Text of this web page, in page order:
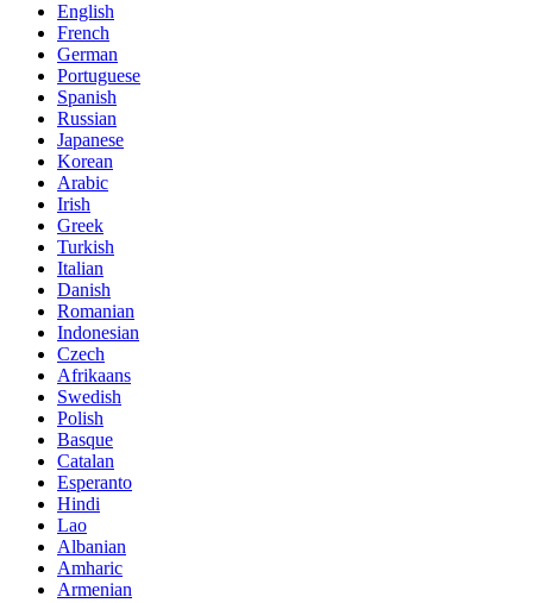
English
French
German
Portuguese
Spanish
Russian
Japanese
Korean
Arabic
Irish
Greek
Turkish
Italian
Danish
Romanian
Indonesian
Czech
Afrikaans
Swedish
Polish
Basque
Catalan
Esperanto
Hindi
Lao
Albanian
Amharic
Armenian